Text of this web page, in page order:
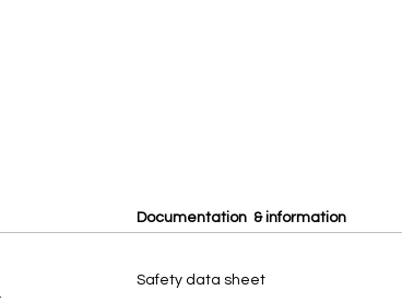
Documentation & information
Safety data sheet